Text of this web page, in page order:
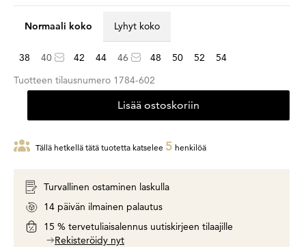
Normaali koko Lyhyt koko
38 40 42 44 46 48 50 52
54
Tuotteen tilausnumero 1784-602
Lisää ostoskoriin
Tällä hetkellä tätä tuotetta katselee 5 henkilöä
Turvallinen ostaminen laskulla
14 päivän ilmainen palautus
15 % tervetuliaisalennus uutiskirjeen tilaajille
Rekisteröidy nyt